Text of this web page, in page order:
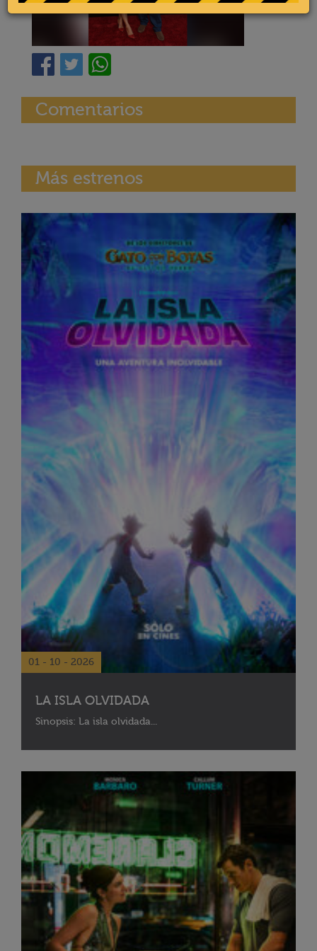
Comentarios
Más estrenos
01 - 10 - 2026
LA ISLA OLVIDADA
Sinopsis: La isla olvidada...